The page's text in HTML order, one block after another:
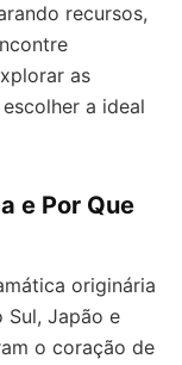
recursos,
as
a ideal
e Por Que
originária
Sul, Japão e
o coração de